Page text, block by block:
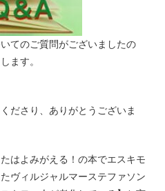
てのご質問がございましたの
ます。
ださり、ありがとうございま
はよみがえる！の本でエスキモ
ヴィルジャルマーステファソン